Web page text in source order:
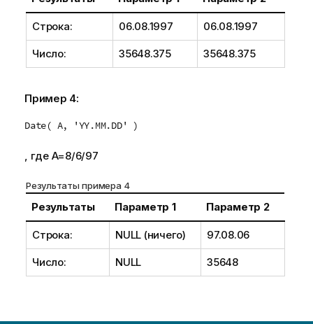
Строка: 06.08.1997 06.08.1997
Число: 35648.375 35648.375
Пример 4:
Date( A, 'YY.MM.DD' )
, где A=8/6/97
Результаты примера 4
Результаты Параметр 1 Параметр 2
Строка: NULL (ничего) 97.08.06
Число: NULL 35648